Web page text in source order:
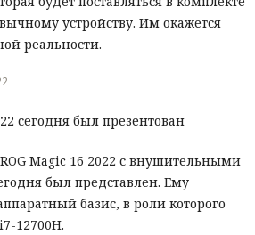
устройству. Им окажется
реальности.
сегодня был презентован
Magic 16 2022 с внушительными
был представлен. Ему
базис, в роли которого
12700H.